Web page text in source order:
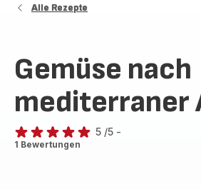
Alle Rezepte
Gemüse nach
mediterraner
Bewertung
5 /5 -
1 Bewertungen